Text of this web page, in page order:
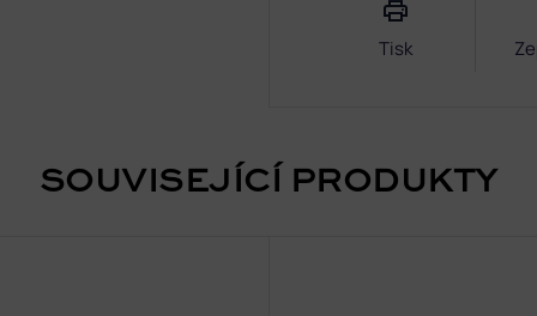
Tisk
SOUVISEJÍCÍ PRODUKTY